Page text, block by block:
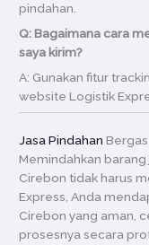
pindahan.
Q: Bagaimana cara
saya kirim?
A: Gunakan fitur
website Logistik
Jasa Pindahan
Memindahkan
Cirebon tidak harus
Express, Anda
Cirebon yang aman,
prosesnya secara